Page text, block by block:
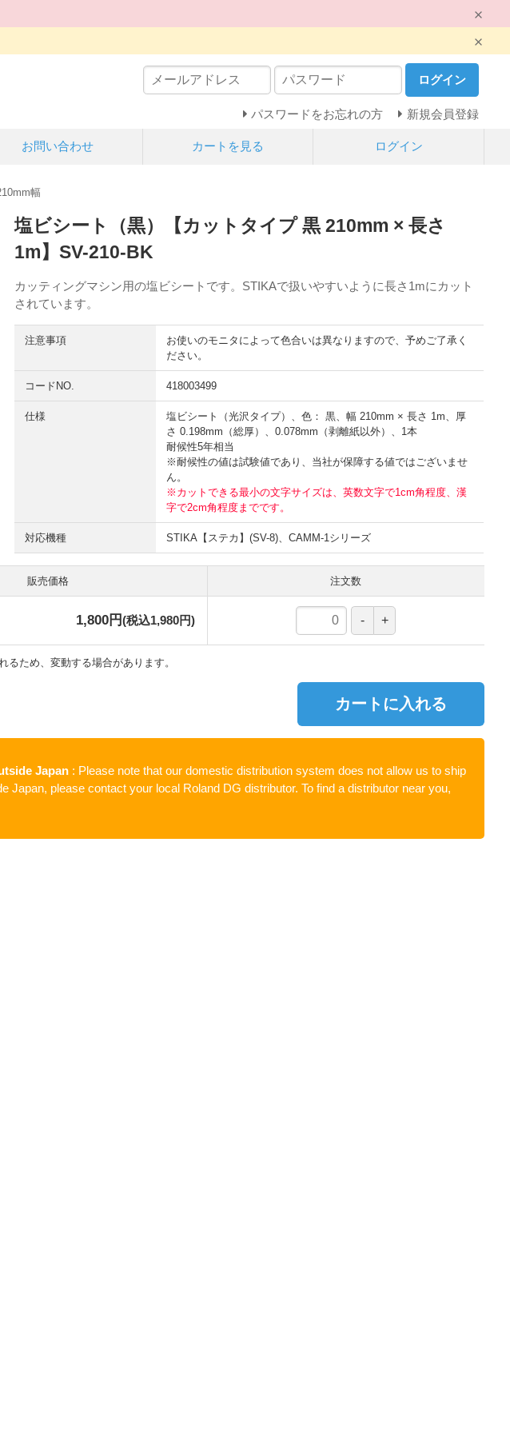
ログイン
パスワードをお忘れの方 新規会員登録
お問い合わせ カートを見る ログイン
幅
塩ビシート（黒）【カットタイプ 黒 210mm × 長さ
1m】SV-210-BK
カッティングマシン用の塩ビシートです。STIKAで扱いやすいように長さ1mにカット
されています。
注意事項
お使いのモニタによって色合いは異なりますので、予めご了承く
ださい。
コードNO. 418003499
仕様
塩ビシート（光沢タイプ）、色： 黒、幅 210mm × 長さ 1m、厚
さ 0.198mm（総厚）、0.078mm（剥離紙以外）、1本
耐候性5年相当
※耐候性の値は試験値であり、当社が保障する値ではございませ
ん。
※カットできる最小の文字サイズは、英数文字で1cm角程度、漢
字で2cm角程度までです。
対応機種 STIKA【ステカ】(SV-8)、CAMM-1シリーズ
販売価格 注文数
1,800円(税込1,980円)
ため、変動する場合があります。
カートに入れる
Japan: Please note that our domestic distribution system does not allow us to ship
Japan, please contact your local Roland DG distributor. To find a distributor near you,